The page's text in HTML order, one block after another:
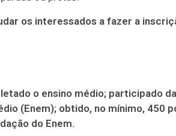
os interessados a fazer a
o ensino médio; participado
(Enem); obtido, no mínimo, 450
do Enem.